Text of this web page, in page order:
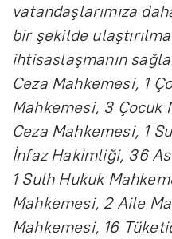
vatandaşlarımıza
bir şekilde
ihtisaslaşmanın
Ceza Mahkemesi, 1
Mahkemesi, 3 Çocuk
Ceza Mahkemesi, 1
İnfaz Hakimliği, 36
1 Sulh Hukuk
Mahkemesi, 2 Aile
Mahkemesi, 16